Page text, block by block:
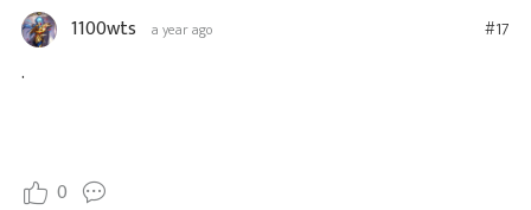
1100wts a year ago #17
.
0